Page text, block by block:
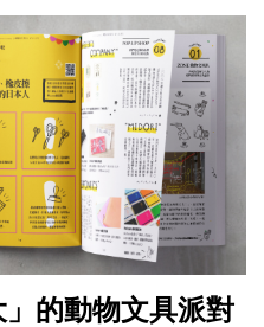
」的動物文具派對